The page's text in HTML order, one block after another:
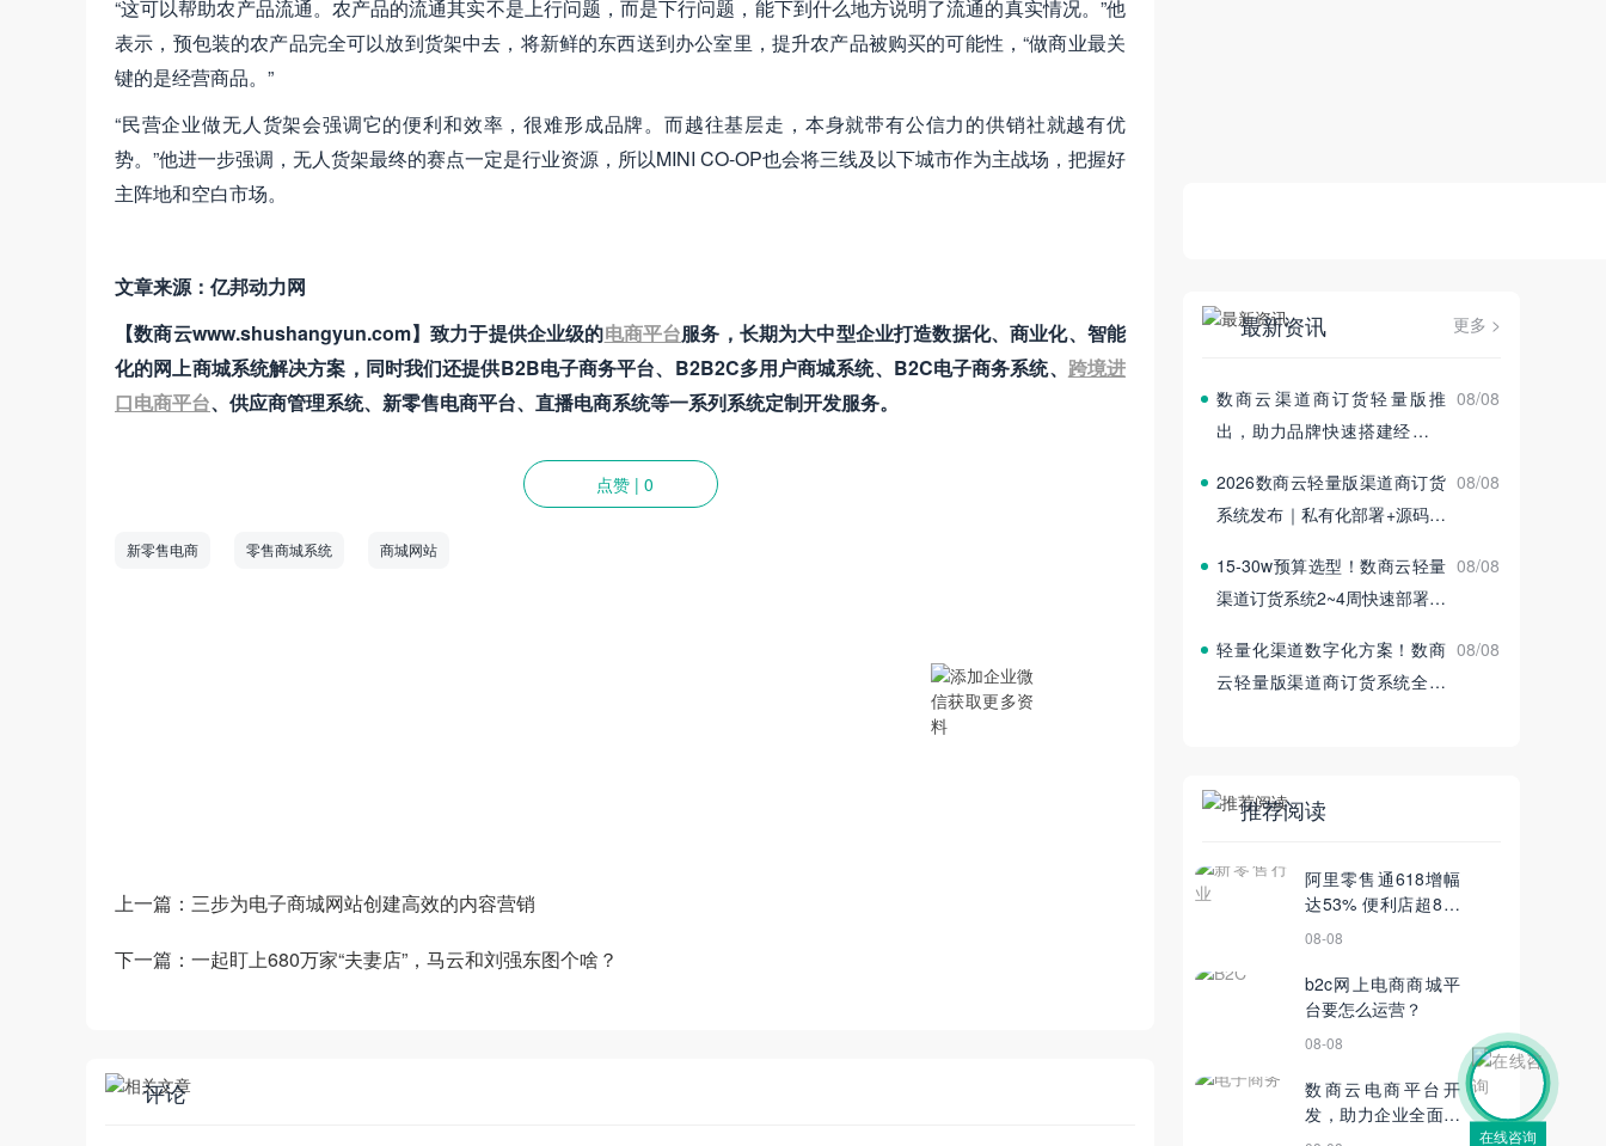
“这可以帮助农产品流通。农产品的流通其实不是上行问题，而是下行问题，能下到什么地方说明了流通的真实情况。”他
表示，预包装的农产品完全可以放到货架中去，将新鲜的东西送到办公室里，提升农产品被购买的可能性，“做商业最关
键的是经营商品。”
“民营企业做无人货架会强调它的便利和效率，很难形成品牌。而越往基层走，本身就带有公信力的供销社就越有优
势。”他进一步强调，无人货架最终的赛点一定是行业资源，所以MINI CO-OP也会将三线及以下城市作为主战场，把握好
主阵地和空白市场。
文章来源：亿邦动力网
【数商云www.shushangyun.com】致力于提供企业级的电商平台服务，长期为大中型企业打造数据化、商业化、智能
化的网上商城系统解决方案，同时我们还提供B2B电子商务平台、B2B2C多用户商城系统、B2C电子商务系统、 跨境进
口电商平台、供应商管理系统、新零售电商平台、直播电商系统等一系列系统定制开发服务。
点赞 | 0
新零售电商 零售商城系统 商城网站
上一篇： 三步为电子商城网站创建高效的内容营销
下一篇： 一起盯上680万家“夫妻店”，马云和刘强东图个啥？
评论
最新资讯 更多 >
数商云渠道商订货轻量版推
出，助力品牌快速搭建经销商
08/08
2026数商云轻量版渠道商订货
系统发布｜私有化部署+源码交
08/08
15‑30w预算选型！数商云轻量
渠道订货系统2~4周快速部署上
08/08
轻量化渠道数字化方案！数商
云轻量版渠道商订货系统全新
08/08
推荐阅读
阿里零售通618增幅
达53% 便利店超8倍
抢货
08-08
b2c网上电商商城平
台要怎么运营？
08-08
数商云电商平台开
发，助力企业全面发
展电子商务
在线咨询